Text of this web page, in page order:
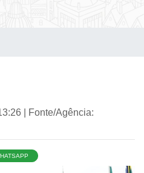
| Fonte/Agência: